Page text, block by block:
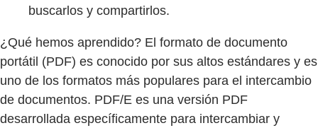
buscarlos y compartirlos.
¿Qué hemos aprendido? El formato de documento
portátil (PDF) es conocido por sus altos estándares y es
uno de los formatos más populares para el intercambio
de documentos. PDF/E es una versión PDF
desarrollada específicamente para intercambiar y